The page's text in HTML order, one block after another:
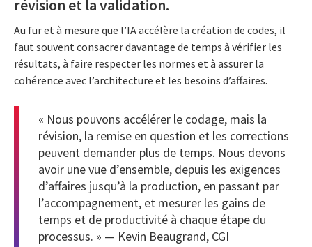
révision et la validation.
Au fur et à mesure que l’IA accélère la création de codes, il
faut souvent consacrer davantage de temps à vérifier les
résultats, à faire respecter les normes et à assurer la
cohérence avec l’architecture et les besoins d’affaires.
« Nous pouvons accélérer le codage, mais la
révision, la remise en question et les corrections
peuvent demander plus de temps. Nous devons
avoir une vue d’ensemble, depuis les exigences
d’affaires jusqu’à la production, en passant par
l’accompagnement, et mesurer les gains de
temps et de productivité à chaque étape du
processus. » — Kevin Beaugrand, CGI